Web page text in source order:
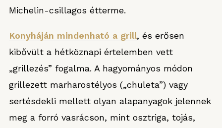
Michelin-csillagos étterme.
Konyháján mindenható a grill, és erősen
kibővült a hétköznapi értelemben vett
„grillezés” fogalma. A hagyományos módon
grillezett marharostélyos („chuleta”) vagy
sertésdekli mellett olyan alapanyagok jelennek
meg a forró vasrácson, mint osztriga, tojás,